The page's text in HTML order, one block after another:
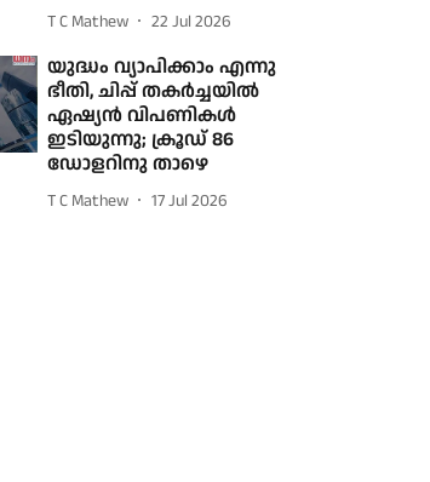
T C Mathew 22 Jul 2026
യുദ്ധം വ്യാപിക്കാം എന്നു
ഭീതി, ചിപ്പ് തകര്‍ച്ചയില്‍
ഏഷ്യന്‍ വിപണികള്‍
ഇടിയുന്നു; ക്രൂഡ് 86
ഡോളറിനു താഴെ
T C Mathew 17 Jul 2026